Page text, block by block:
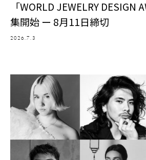
「WORLD JEWELRY DESIGN
集開始 ー 8月11日締切
2026.7.3